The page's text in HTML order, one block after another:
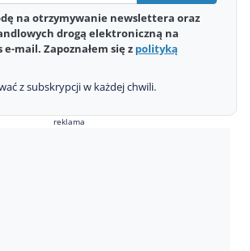
na otrzymywanie newslettera oraz
drogą elektroniczną na
e-mail. Zapoznałem się z polityką
z subskrypcji w każdej chwili.
reklama